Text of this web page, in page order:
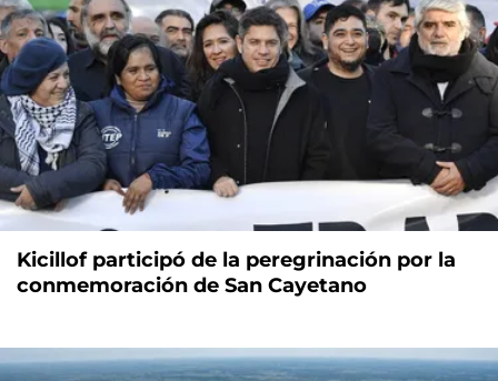
Kicillof participó de la peregrinación por la
conmemoración de San Cayetano